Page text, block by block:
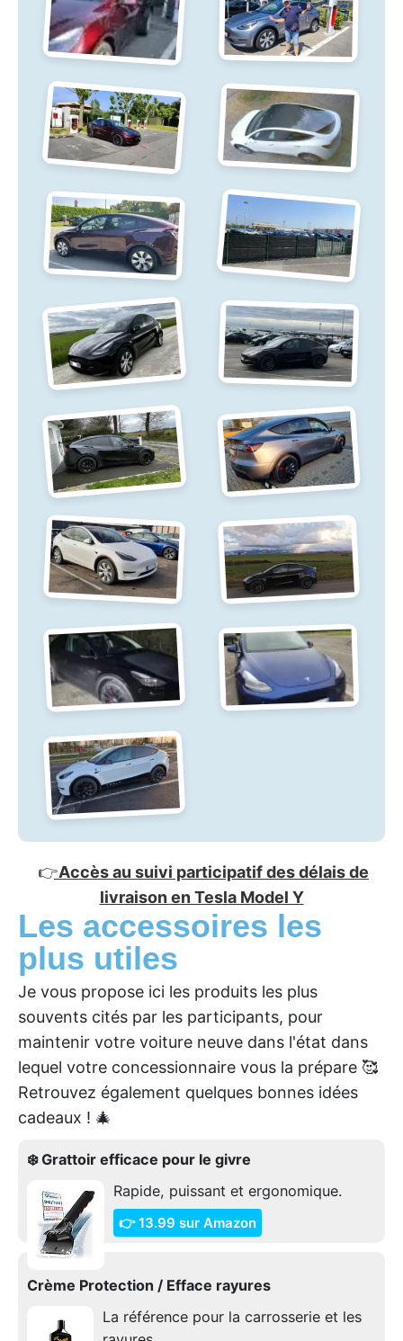
👉 Accès au suivi participatif des délais de
livraison en Tesla Model Y
Les accessoires les
plus utiles
Je vous propose ici les produits les plus
souvents cités par les participants, pour
maintenir votre voiture neuve dans l'état dans
lequel votre concessionnaire vous la prépare 🥰
Retrouvez également quelques bonnes idées
cadeaux ! 🎄
❄️ Grattoir efficace pour le givre
Rapide, puissant et ergonomique.
👉 13.99 sur Amazon
Crème Protection / Efface rayures
La référence pour la carrosserie et les